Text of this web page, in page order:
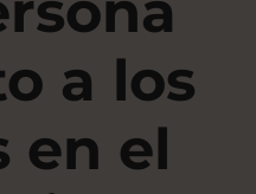
a los
en el